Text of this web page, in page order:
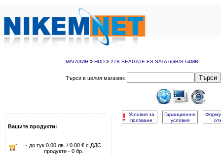
МАГАЗИН » HDD » 2TB SEAGATE ES SATA 6GB/S 64MB
Търси в целия магазин: Търси
Вашите продукти:
- до тук 0.00 лв. / 0.00 € с ДДС
продукти - 0 бр.
!
Условия за
ползване
Гаранционни
условия